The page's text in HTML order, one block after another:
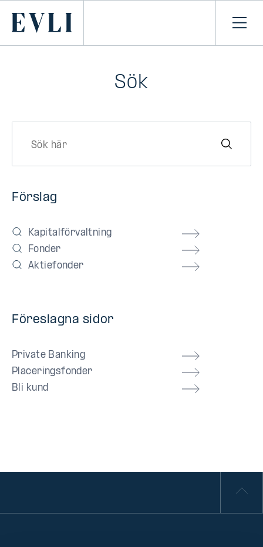
Primary
Sök
Förslag
Kapitalförvaltning
Fonder
Aktiefonder
Föreslagna sidor
Private Banking
Placeringsfonder
Bli kund